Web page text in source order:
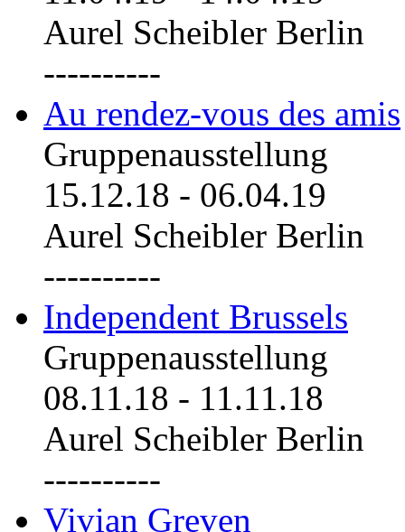
Aurel Scheibler Berlin
----------
Au rendez-vous des amis
Gruppenausstellung
15.12.18 - 06.04.19
Aurel Scheibler Berlin
----------
Independent Brussels
Gruppenausstellung
08.11.18 - 11.11.18
Aurel Scheibler Berlin
----------
Vivian Greven